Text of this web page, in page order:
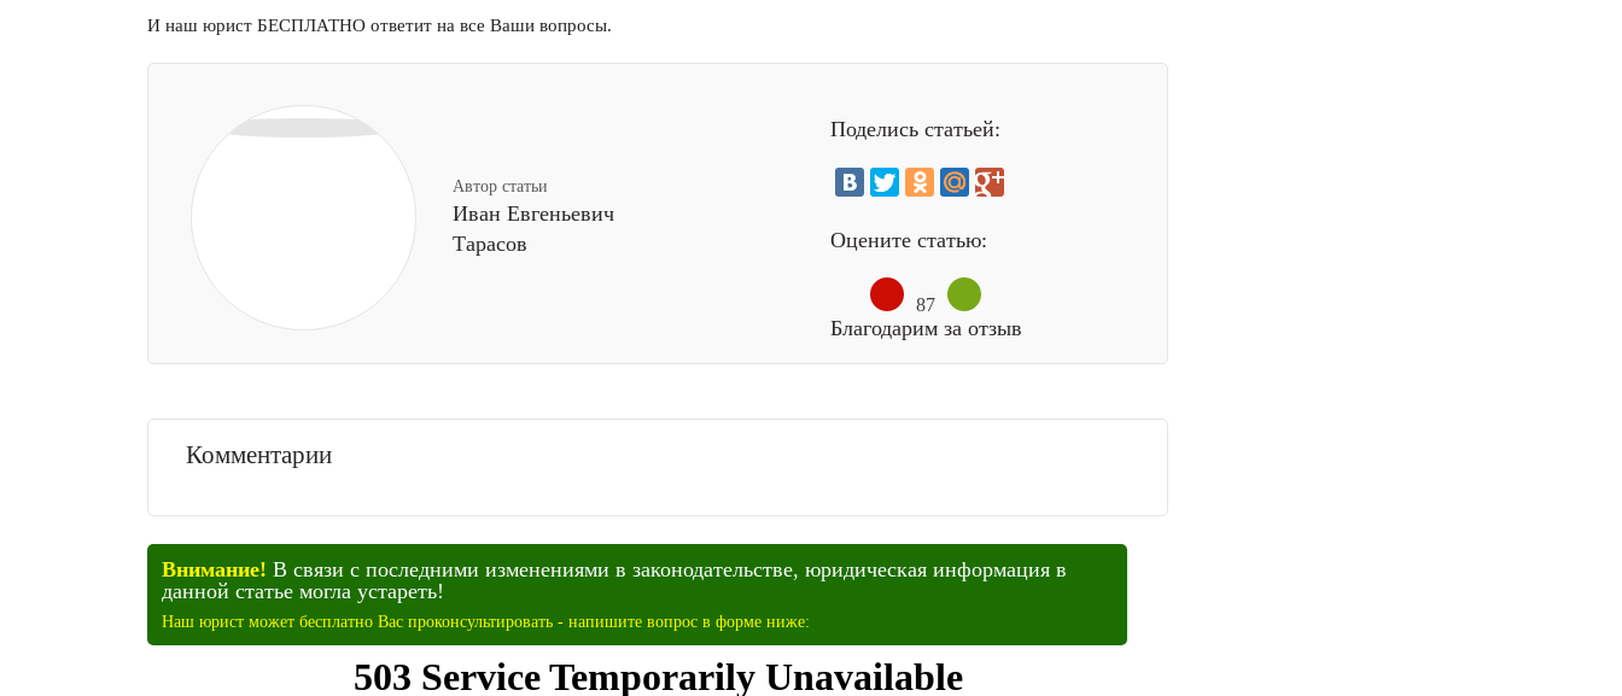
И наш юрист БЕСПЛАТНО ответит на все Ваши вопросы.
Автор статьи
Иван Евгеньевич
Тарасов
Поделись статьей:
Оцените статью:
87
Благодарим за отзыв
Комментарии
Внимание! В связи с последними изменениями в законодательстве, юридическая информация в
данной статье могла устареть!
Наш юрист может бесплатно Вас проконсультировать - напишите вопрос в форме ниже: